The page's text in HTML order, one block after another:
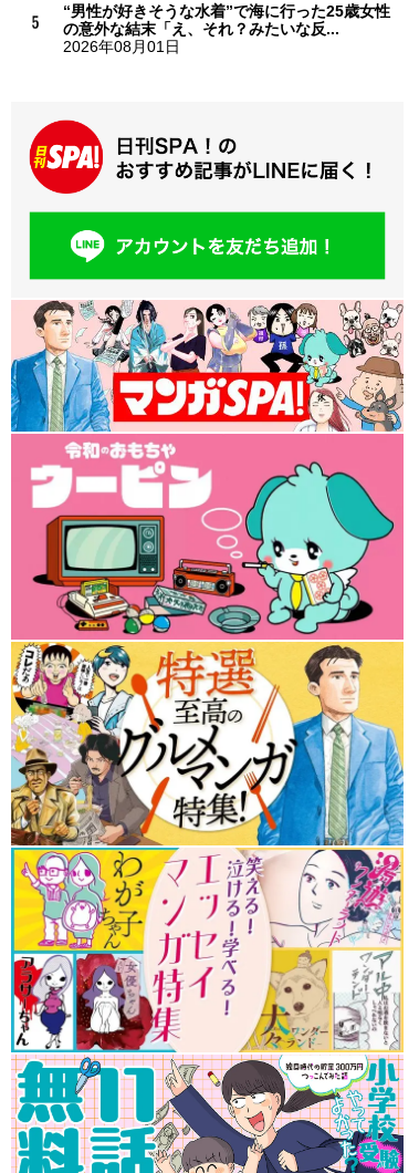
“男性が好きそうな水着”で海に行った25歳女性
の意外な結末「え、それ？みたいな反...
2026年08月01日